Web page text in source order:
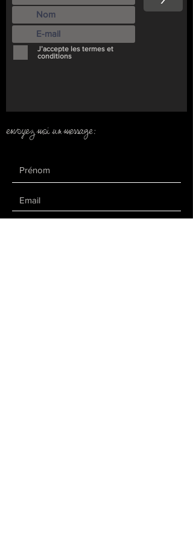
J’accepte les termes et
conditions
envoyez moi un message: